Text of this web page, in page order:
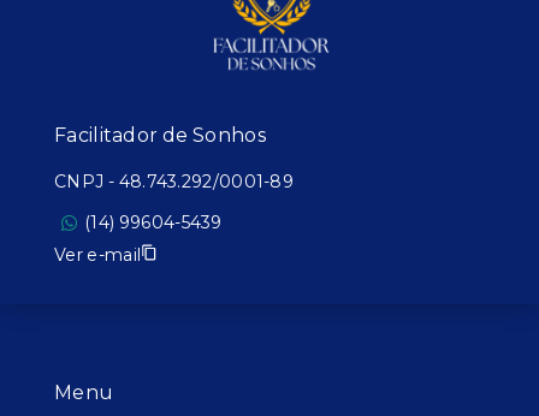
Menu
Facilitador de Sonhos
CNPJ - 48.743.292/0001-89
(14) 99604-5439
Ver e-mail